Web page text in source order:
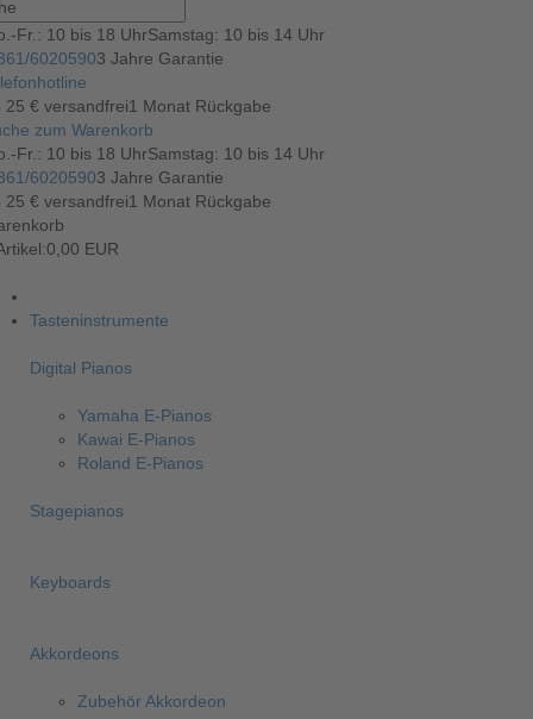
Fr.: 10 bis 18 UhrSamstag: 10 bis 14 Uhr
60205903 Jahre Garantie
25 € versandfrei1 Monat Rückgabe
zum Warenkorb
Fr.: 10 bis 18 UhrSamstag: 10 bis 14 Uhr
60205903 Jahre Garantie
25 € versandfrei1 Monat Rückgabe
0,00 EUR
Tasteninstrumente
Digital Pianos
Yamaha E-Pianos
Kawai E-Pianos
Roland E-Pianos
Stagepianos
Keyboards
Akkordeons
Zubehör Akkordeon